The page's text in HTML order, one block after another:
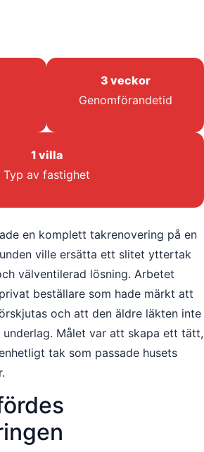
3 veckor
Genomförandetid
1 villa
Typ av fastighet
en komplett takrenovering på en
ville ersätta ett slitet yttertak
välventilerad lösning. Arbetet
beställare som hade märkt att
och att den äldre läkten inte
Målet var att skapa ett tätt,
tak som passade husets